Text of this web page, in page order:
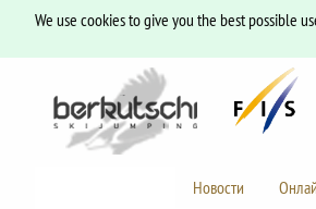
We use cookies to give you the best possible
Новости